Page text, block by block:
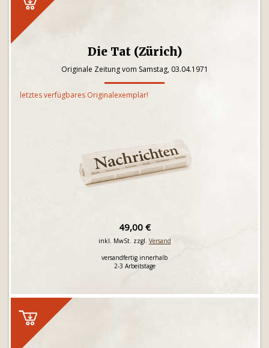
Die Tat (Zürich)
Originale Zeitung vom Samstag, 03.04.1971
letztes verfügbares Originalexemplar!
49,00 €
inkl. MwSt. zzgl. Versand
versandfertig innerhalb
2-3 Arbeitstage